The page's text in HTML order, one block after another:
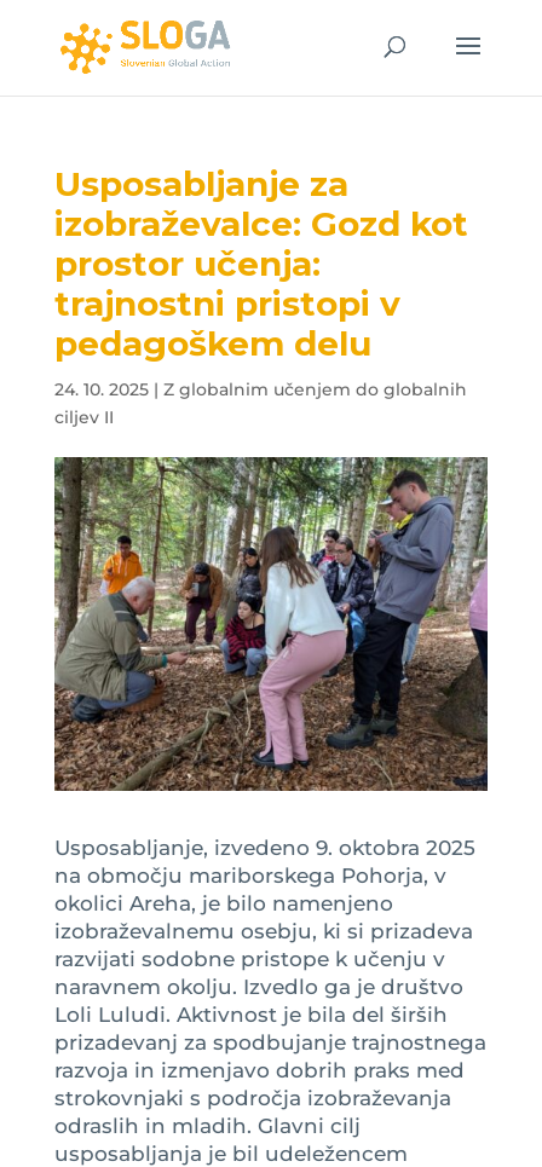
Usposabljanje za
izobraževalce: Gozd kot
prostor učenja:
trajnostni pristopi v
pedagoškem delu
24. 10. 2025| Z globalnim učenjem do globalnih
ciljev II
Usposabljanje, izvedeno 9. oktobra 2025
na območju mariborskega Pohorja, v
okolici Areha, je bilo namenjeno
izobraževalnemu osebju, ki si prizadeva
razvijati sodobne pristope k učenju v
naravnem okolju. Izvedlo ga je društvo
Loli Luludi. Aktivnost je bila del širših
prizadevanj za spodbujanje trajnostnega
razvoja in izmenjavo dobrih praks med
strokovnjaki s področja izobraževanja
odraslih in mladih. Glavni cilj
usposabljanja je bil udeležencem